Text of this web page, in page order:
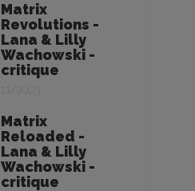
Matrix
Revolutions -
Lana & Lilly
Wachowski -
critique
Matrix
Reloaded -
Lana & Lilly
Wachowski -
critique